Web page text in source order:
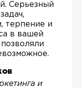
Серьезный
терпение и
в вашей
и